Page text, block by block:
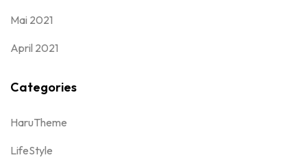
Mai 2021
April 2021
Categories
HaruTheme
LifeStyle